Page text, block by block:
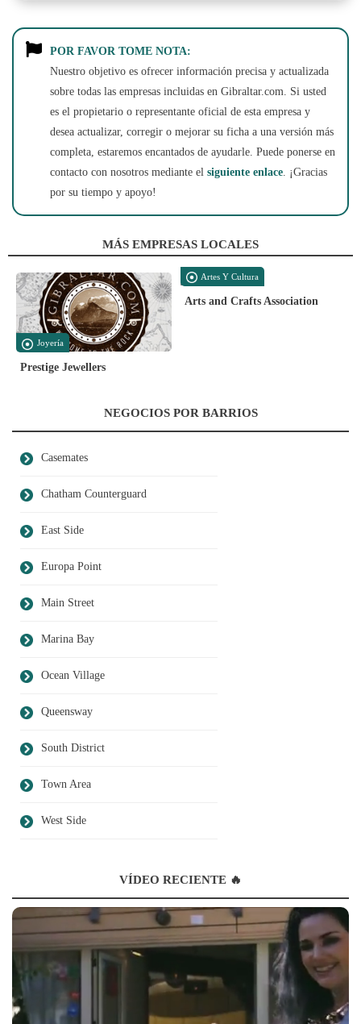
POR FAVOR TOME NOTA:
Nuestro objetivo es ofrecer información precisa y actualizada
sobre todas las empresas incluidas en Gibraltar.com. Si usted
es el propietario o representante oficial de esta empresa y
desea actualizar, corregir o mejorar su ficha a una versión más
completa, estaremos encantados de ayudarle. Puede ponerse en
contacto con nosotros mediante el siguiente enlace. ¡Gracias
por su tiempo y apoyo!
MÁS EMPRESAS LOCALES
Joyería
Prestige Jewellers
Artes Y Cultura
Arts and Crafts Association
NEGOCIOS POR BARRIOS
Casemates
Chatham Counterguard
East Side
Europa Point
Main Street
Marina Bay
Ocean Village
Queensway
South District
Town Area
West Side
VÍDEO RECIENTE 🔥